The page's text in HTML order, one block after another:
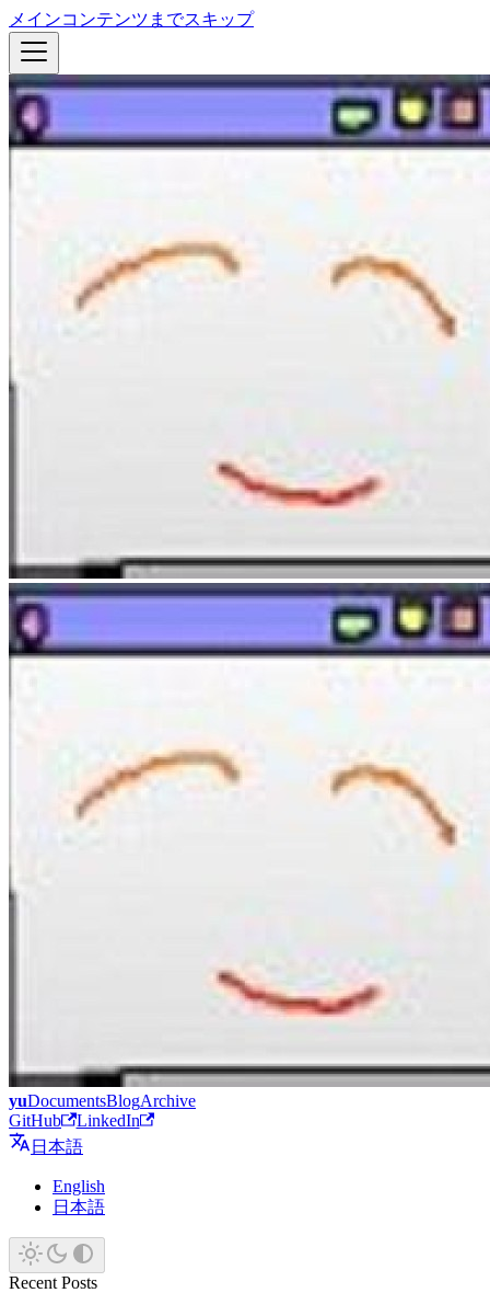
メインコンテンツまでスキップ
yuDocumentsBlogArchive
GitHub
LinkedIn
日本語
English
日本語
Recent Posts